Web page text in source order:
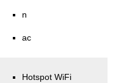
n
ac
Hotspot WiFi